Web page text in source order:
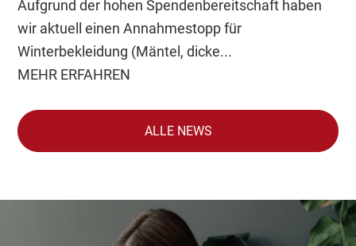
Aufgrund der hohen Spendenbereitschaft haben
wir aktuell einen Annahmestopp für
Winterbekleidung (Mäntel, dicke...
MEHR ERFAHREN
ALLE NEWS